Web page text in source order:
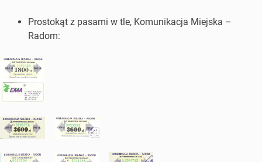
Prostokąt z pasami w tle, Komunikacja Miejska –
Radom: